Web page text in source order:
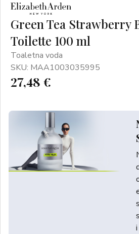
Green Tea Strawberry
Toilette 100 ml
Toaletna voda
SKU: MAA1003035995
27,48 €
i